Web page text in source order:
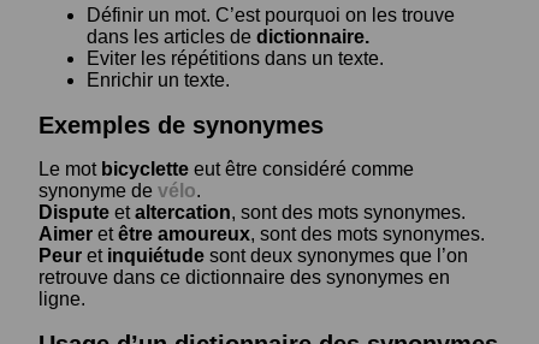
Définir un mot. C’est pourquoi on les trouve
dans les articles de dictionnaire.
Eviter les répétitions dans un texte.
Enrichir un texte.
Exemples de synonymes
Le mot bicyclette eut être considéré comme
synonyme de vélo.
Dispute etaltercation, sont des mots synonymes.
Aimer etêtre amoureux, sont des mots synonymes.
Peur et inquiétude sont deux synonymes que l’on
retrouve dans ce dictionnaire des synonymes en
ligne.